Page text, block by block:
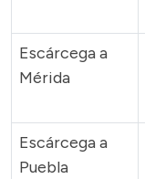
Escárcega a
Mérida
Escárcega a
Puebla